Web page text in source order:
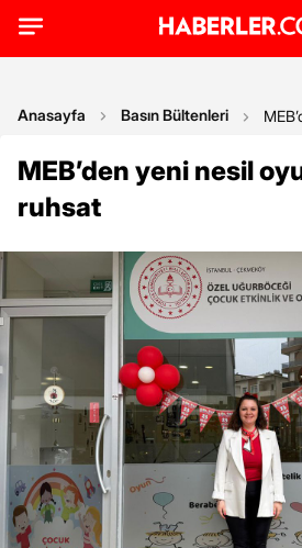
Anasayfa Basın Bültenleri
MEB’den yeni nesil
ruhsat